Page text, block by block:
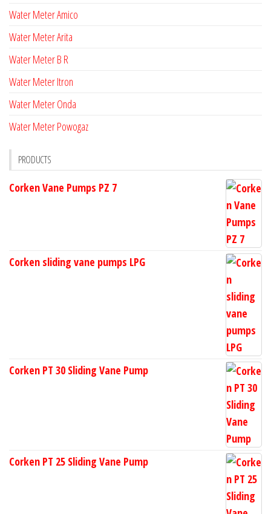
Water Meter Amico
Water Meter Arita
Water Meter B R
Water Meter Itron
Water Meter Onda
Water Meter Powogaz
PRODUCTS
Corken Vane Pumps PZ 7
Corken sliding vane pumps LPG
Corken PT 30 Sliding Vane Pump
Corken PT 25 Sliding Vane Pump